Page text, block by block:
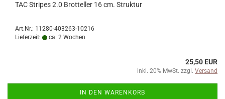
TAC Stripes 2.0 Brotteller 16 cm. Struktur
Art.Nr.: 11280-403263-10216
Lieferzeit:
ca. 2 Wochen
25,50 EUR
inkl. 20% MwSt. zzgl. Versand
IN DEN WARENKORB